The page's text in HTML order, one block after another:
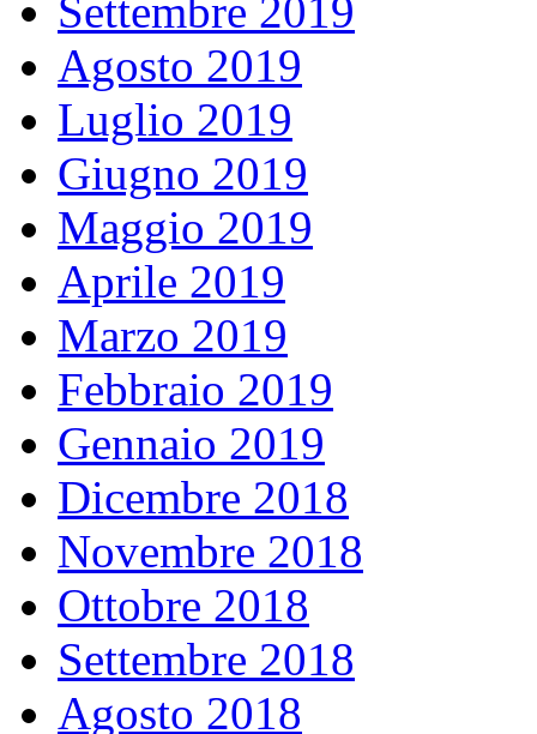
Settembre 2019
Agosto 2019
Luglio 2019
Giugno 2019
Maggio 2019
Aprile 2019
Marzo 2019
Febbraio 2019
Gennaio 2019
Dicembre 2018
Novembre 2018
Ottobre 2018
Settembre 2018
Agosto 2018